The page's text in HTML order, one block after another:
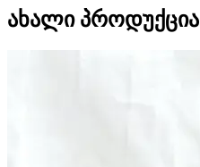
ახალი პროდუქცია